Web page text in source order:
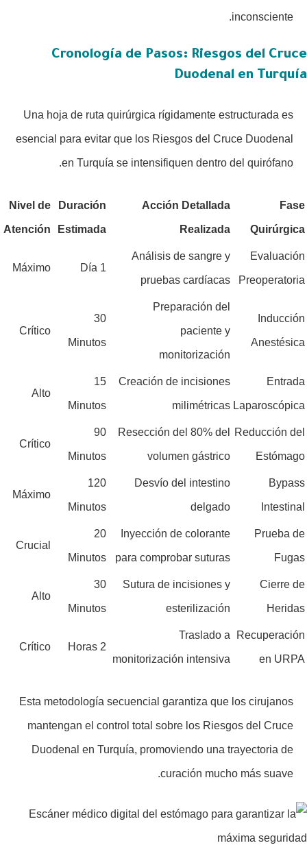
inconsciente.
Cronología de Pasos: Riesgos del Cruce
Duodenal en Turquía
Una hoja de ruta quirúrgica rígidamente estructurada es
esencial para evitar que los Riesgos del Cruce Duodenal
en Turquía se intensifiquen dentro del quirófano.
Fase
Quirúrgica
Acción Detallada
Realizada
Duración
Estimada
Nivel de
Atención
Evaluación
Preoperatoria
Análisis de sangre y
pruebas cardíacas
1 Día
Máximo
Inducción
Anestésica
Preparación del
paciente y
monitorización
30
Minutos
Crítico
Entrada
Laparoscópica
Creación de incisiones
milimétricas
15
Minutos
Alto
Reducción del
Estómago
Resección del 80% del
volumen gástrico
90
Minutos
Crítico
Bypass
Intestinal
Desvío del intestino
delgado
120
Minutos
Máximo
Prueba de
Fugas
Inyección de colorante
para comprobar suturas
20
Minutos
Crucial
Cierre de
Heridas
Sutura de incisiones y
esterilización
30
Minutos
Alto
Recuperación
en URPA
Traslado a
monitorización intensiva
2 Horas
Crítico
Esta metodología secuencial garantiza que los cirujanos
mantengan el control total sobre los Riesgos del Cruce
Duodenal en Turquía, promoviendo una trayectoria de
curación mucho más suave.